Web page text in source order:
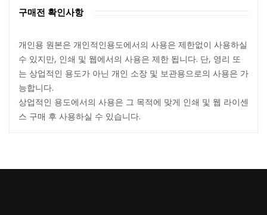
구매전 확인사항
개인용 원본은 개인적인용도에서의 사용은 제한없이 사용하실
수 있지만, 인쇄 및 웹에서의 사용은 제한 됩니다. 단, 영리 또
는 상업적인 용도가 아닌 개인 소장 및 보관용으로의 사용은 가
능합니다.
상업적인 용도에서의 사용은 그 목적에 맞게 인쇄 및 웹 라이센
스 구매 후 사용하실 수 있습니다.